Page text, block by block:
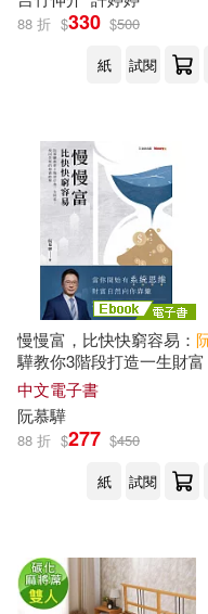
金文(11)
雪村ゆに(11)
（日）竹久夢二(11)
（英）以賽亞·伯林
Lara Bryan(10)
ふどのふどう(10)
上海教育出版社
天下雜誌(43)
百家出版社(43)
華夏出版社(43)
合肥工業大學出
江蘇人民出版社(42)
同心出版社(41)
88 折 $330 $500
紙
試閱
慢慢富，比快快窮容易：
驊教你3階段打造一生財
回失控的投資節奏 (電子書)
中文電子書
阮慕驊
88 折 $277 $450
紙
試閱